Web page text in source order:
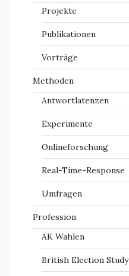
Projekte
Publikationen
Vorträge
Methoden
Antwortlatenzen
Experimente
Onlineforschung
Real-Time-Response
Umfragen
Profession
AK Wahlen
British Election Study